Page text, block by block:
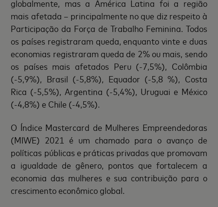
globalmente, mas a América Latina foi a região
mais afetada – principalmente no que diz respeito à
Participação da Força de Trabalho Feminina. Todos
os países registraram queda, enquanto vinte e duas
economias registraram queda de 2% ou mais, sendo
os países mais afetados Peru (-7,5%), Colômbia
(-5,9%), Brasil (-5,8%), Equador (-5,8 %), Costa
Rica (-5,5%), Argentina (-5,4%), Uruguai e México
(-4,8%) e Chile (-4,5%).
O Índice Mastercard de Mulheres Empreendedoras
(MIWE) 2021 é um chamado para o avanço de
políticas públicas e práticas privadas que promovam
a igualdade de gênero, pontos que fortalecem a
economia das mulheres e sua contribuição para o
crescimento econômico global.